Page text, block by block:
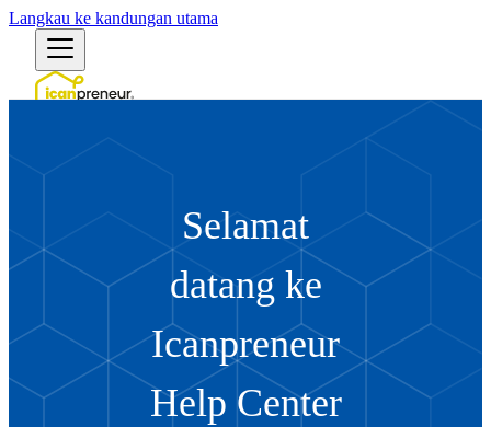
Langkau ke kandungan utama
Čeština
Dansk
Deutsch (Schweiz)
Ελληνικά
Español (España)
Español (México)
Selamat
datang ke
Icanpreneur
Help Center